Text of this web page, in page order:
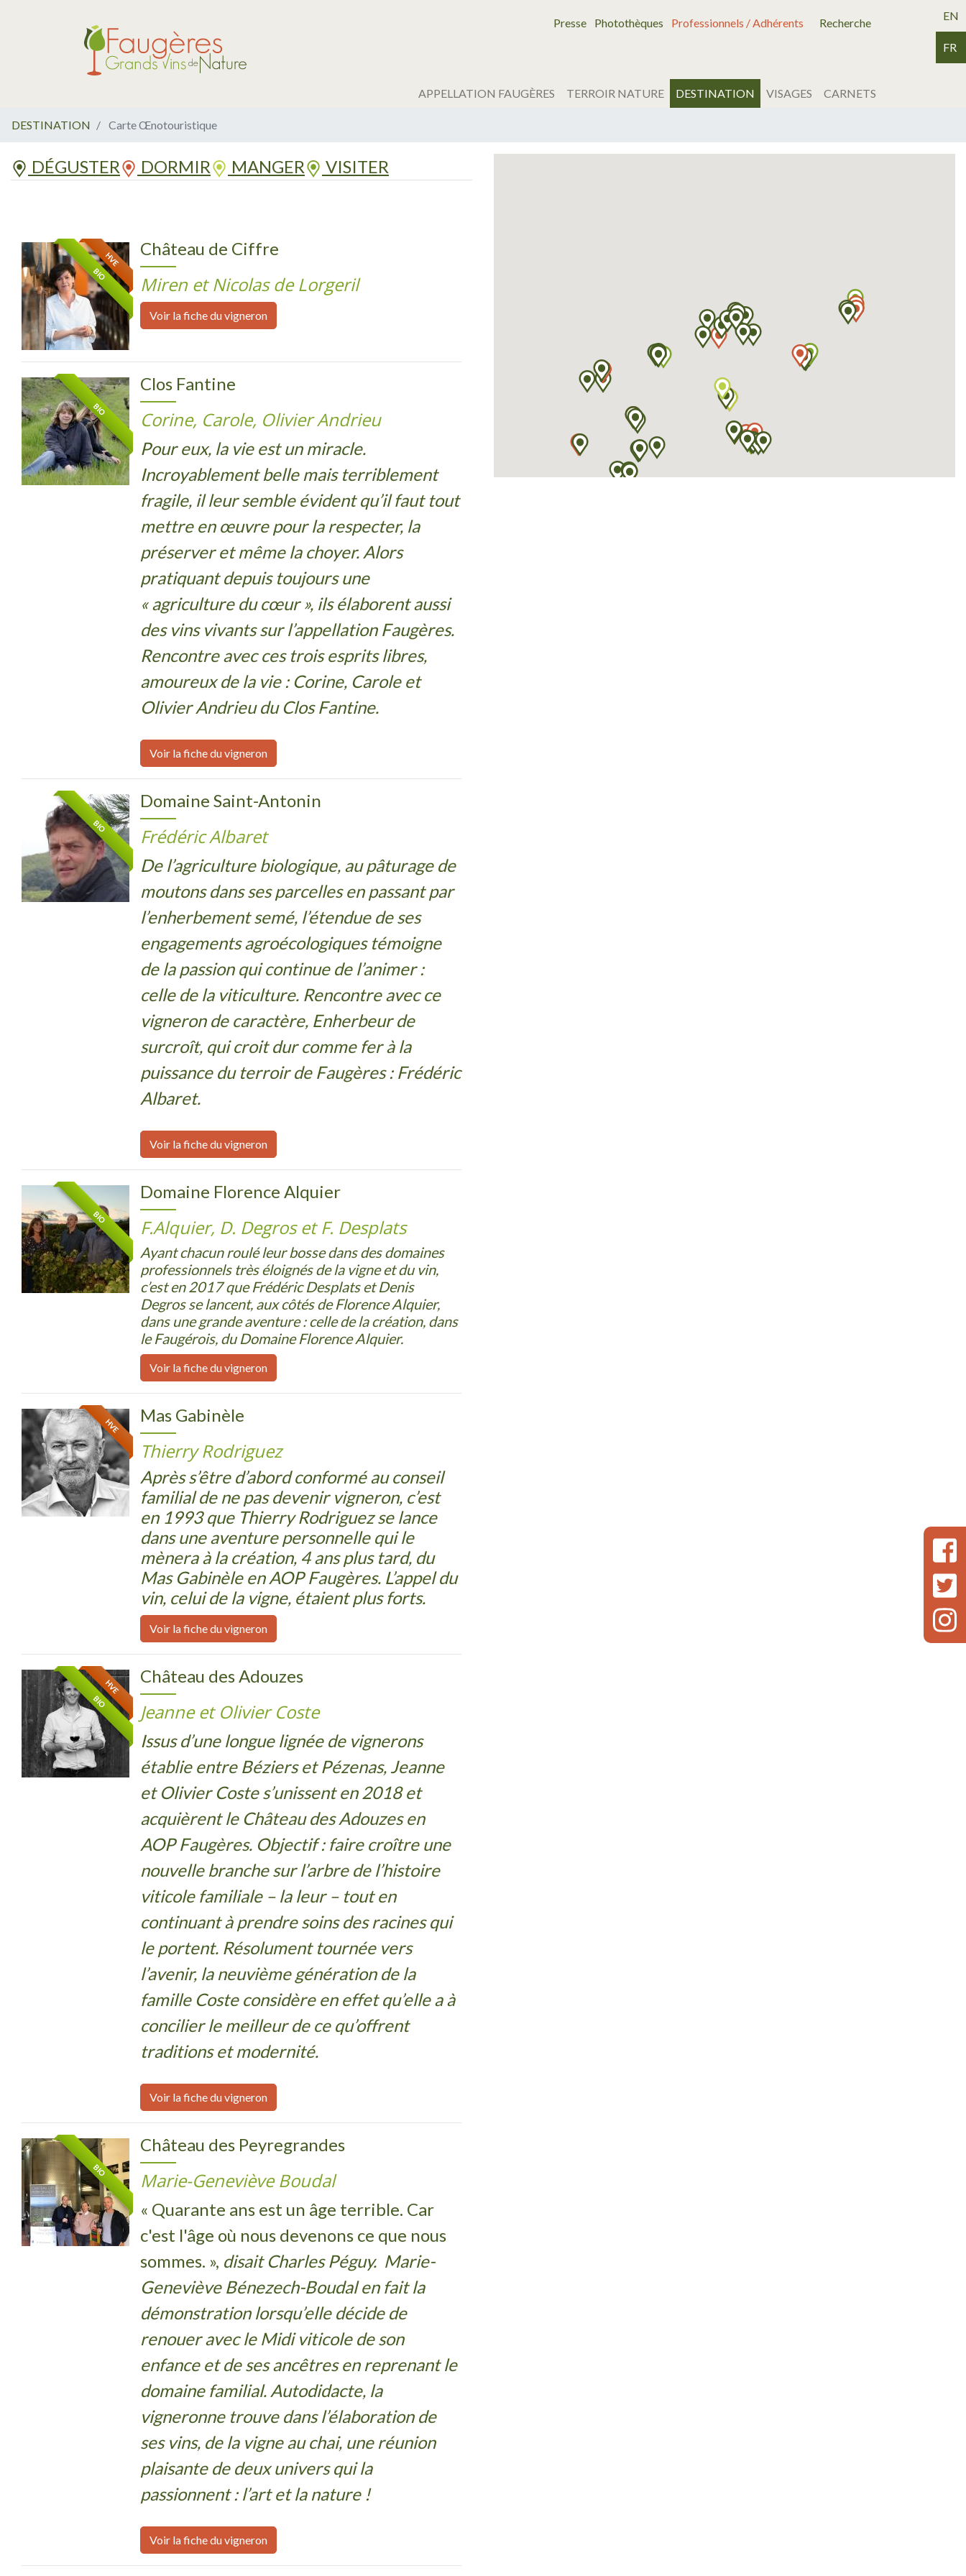
Presse Photothèques Professionnels / Adhérents Recherche
APPELLATION FAUGÈRES TERROIR NATURE DESTINATION VISAGES CARNETS
EN
FR
DESTINATION Carte Œnotouristique
DÉGUSTER DORMIR MANGER VISITER
BIO
HVE
Château de Ciffre
Miren et Nicolas de Lorgeril
Voir la fiche du vigneron
BIO
Clos Fantine
Corine, Carole, Olivier Andrieu
Pour eux, la vie est un miracle.
Incroyablement belle mais terriblement
fragile, il leur semble évident qu’il faut tout
mettre en œuvre pour la respecter, la
préserver et même la choyer. Alors
pratiquant depuis toujours une
« agriculture du cœur », ils élaborent aussi
des vins vivants sur l’appellation Faugères.
Rencontre avec ces trois esprits libres,
amoureux de la vie : Corine, Carole et
Olivier Andrieu du Clos Fantine.
Voir la fiche du vigneron
BIO
Domaine Saint-Antonin
Frédéric Albaret
De l’agriculture biologique, au pâturage de
moutons dans ses parcelles en passant par
l’enherbement semé, l’étendue de ses
engagements agroécologiques témoigne
de la passion qui continue de l’animer :
celle de la viticulture. Rencontre avec ce
vigneron de caractère, Enherbeur de
surcroît, qui croit dur comme fer à la
puissance du terroir de Faugères : Frédéric
Albaret.
Voir la fiche du vigneron
BIO
Domaine Florence Alquier
F.Alquier, D. Degros et F. Desplats
Ayant chacun roulé leur bosse dans des domaines
professionnels très éloignés de la vigne et du vin,
c’est en 2017 que Frédéric Desplats et Denis
Degros se lancent, aux côtés de Florence Alquier,
dans une grande aventure : celle de la création, dans
le Faugérois, du Domaine Florence Alquier.
Voir la fiche du vigneron
HVE
Mas Gabinèle
Thierry Rodriguez
Après s’être d’abord conformé au conseil
familial de ne pas devenir vigneron, c’est
en 1993 que Thierry Rodriguez se lance
dans une aventure personnelle qui le
mènera à la création, 4 ans plus tard, du
Mas Gabinèle en AOP Faugères. L’appel du
vin, celui de la vigne, étaient plus forts.
Voir la fiche du vigneron
BIO
HVE
Château des Adouzes
Jeanne et Olivier Coste
Issus d’une longue lignée de vignerons
établie entre Béziers et Pézenas, Jeanne
et Olivier Coste s’unissent en 2018 et
acquièrent le Château des Adouzes en
AOP Faugères. Objectif : faire croître une
nouvelle branche sur l’arbre de l’histoire
viticole familiale – la leur – tout en
continuant à prendre soins des racines qui
le portent. Résolument tournée vers
l’avenir, la neuvième génération de la
famille Coste considère en effet qu’elle a à
concilier le meilleur de ce qu’offrent
traditions et modernité.
Voir la fiche du vigneron
BIO
Château des Peyregrandes
Marie-Geneviève Boudal
« Quarante ans est un âge terrible. Car
c'est l'âge où nous devenons ce que nous
sommes. », disait Charles Péguy. Marie-
Geneviève Bénezech-Boudal en fait la
démonstration lorsqu’elle décide de
renouer avec le Midi viticole de son
enfance et de ses ancêtres en reprenant le
domaine familial. Autodidacte, la
vigneronne trouve dans l’élaboration de
ses vins, de la vigne au chai, une réunion
plaisante de deux univers qui la
passionnent : l’art et la nature !
Voir la fiche du vigneron